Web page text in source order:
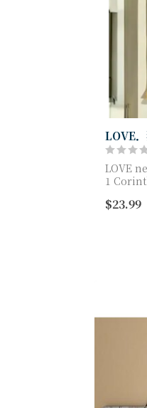
LOVE
LOVE
1
尺寸:
$23.99